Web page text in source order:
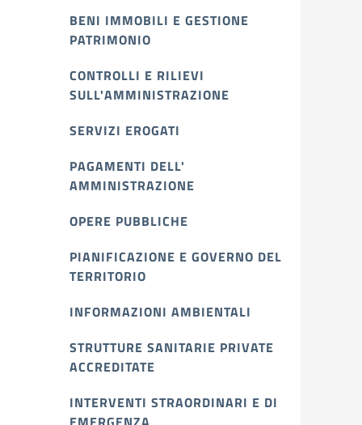
BENI IMMOBILI E GESTIONE
PATRIMONIO
CONTROLLI E RILIEVI
SULL'AMMINISTRAZIONE
SERVIZI EROGATI
PAGAMENTI DELL'
AMMINISTRAZIONE
OPERE PUBBLICHE
PIANIFICAZIONE E GOVERNO DEL
TERRITORIO
INFORMAZIONI AMBIENTALI
STRUTTURE SANITARIE PRIVATE
ACCREDITATE
INTERVENTI STRAORDINARI E DI